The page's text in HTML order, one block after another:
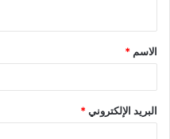
الاسم *
البريد الإلكتروني*